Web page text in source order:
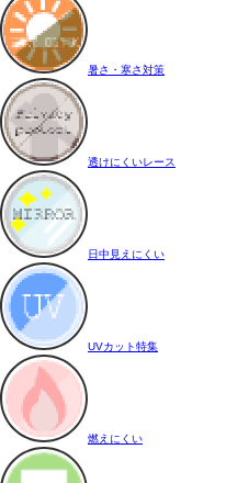
暑さ・寒さ対策
透けにくいレース
日中見えにくい
UVカット特集
燃えにくい